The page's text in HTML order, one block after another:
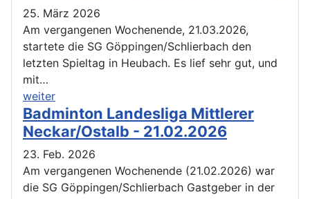
25. März 2026
Am vergangenen Wochenende, 21.03.2026,
startete die SG Göppingen/Schlierbach den
letzten Spieltag in Heubach. Es lief sehr gut, und
mit…
weiter
Badminton Landesliga Mittlerer
Neckar/Ostalb - 21.02.2026
23. Feb. 2026
Am vergangenen Wochenende (21.02.2026) war
die SG Göppingen/Schlierbach Gastgeber in der